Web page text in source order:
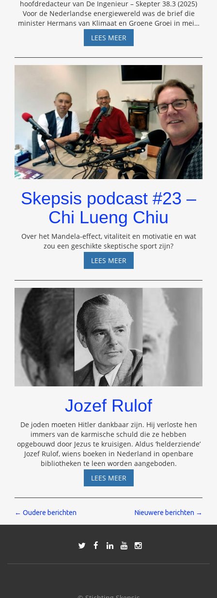
hoofdredacteur van De Ingenieur – Skepter 38.3 (2025)
Voor de Nederlandse energiewereld was de brief die
minister Hermans van Klimaat en Groene Groei in mei…
LEES MEERKERNENERGIE
IS
EEN
KEUZE
Skepsis podcast #23 –
Chi Lueng Chiu
Over het Mandela-effect, vitaliteit en motivatie en wat
zou een geschikte skeptische sport zijn?
LEES MEERSKEPSIS
PODCAST
#23
–
LUENG
CHIU
Jozef Rulof
De joden moeten Hitler dankbaar zijn. Hij verloste hen
immers van de karmische schuld die ze hebben
opgebouwd door Jezus te kruisigen. Aldus ‘helderziende’
Jozef Rulof, wiens boeken in Nederland in openbare
bibliotheken te leen worden aangeboden.
LEES MEERJOZEF
RULOF
Berichten
← Oudere berichten Nieuwere berichten →